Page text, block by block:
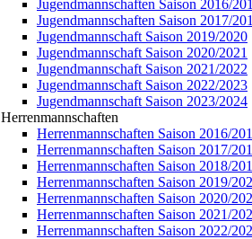
Jugendmannschaften Saison 2016/
Jugendmannschaften Saison 2017/
Jugendmannschaft Saison 2019/2020
Jugendmannschaft Saison 2020/2021
Jugendmannschaft Saison 2021/2022
Jugendmannschaft Saison 2022/2023
Jugendmannschaft Saison 2023/2024
Herrenmannschaften
Herrenmannschaften Saison 2016/
Herrenmannschaften Saison 2017/
Herrenmannschaften Saison 2018/
Herrenmannschaften Saison 2019/
Herrenmannschaften Saison 2020/
Herrenmannschaften Saison 2021/
Herrenmannschaften Saison 2022/